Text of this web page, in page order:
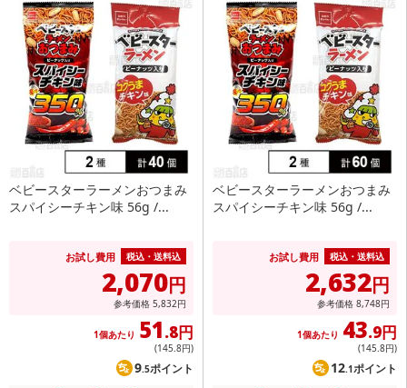
ベビースターラーメンおつまみ
スパイシーチキン味 56g /...
お試し費用 税込・送料込
2,070円
参考価格 5,832円
1個あたり 51.8円
(145.8円)
9.5ポイント
ベビースターラーメンおつまみ
スパイシーチキン味 56g /...
お試し費用 税込・送料込
2,632円
参考価格 8,748円
1個あたり 43.9円
(145.8円)
12.1ポイント